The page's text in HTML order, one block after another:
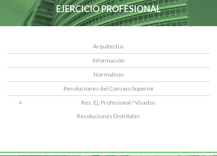
EJERCICIO PROFESIONAL
Arquitectos
Información
Normativas
Resoluciones del Consejo Superior
Res. Ej. Profesional / Visados
Resoluciones Distritales